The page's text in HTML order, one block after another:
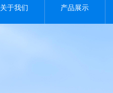
关于我们 产品展示